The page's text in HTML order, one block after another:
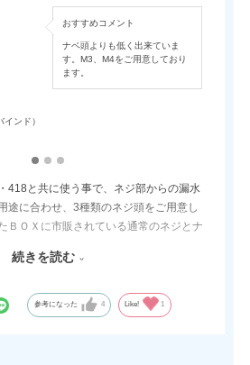
ンド）
おすすめコメント
ナベ頭よりも低く出来ていま
す。M3、M4をご用意しており
ます。
418と共に使う事で、ネジ部からの漏水
途に合わせ、3種類のネジ頭をご用意し
ＢＯＸに市販されている通常のネジとナ
んでした。
通りです。
watch?v=Ci_NGi84KHk&t=14s
続きを読む
参考になった 4 Like! 1